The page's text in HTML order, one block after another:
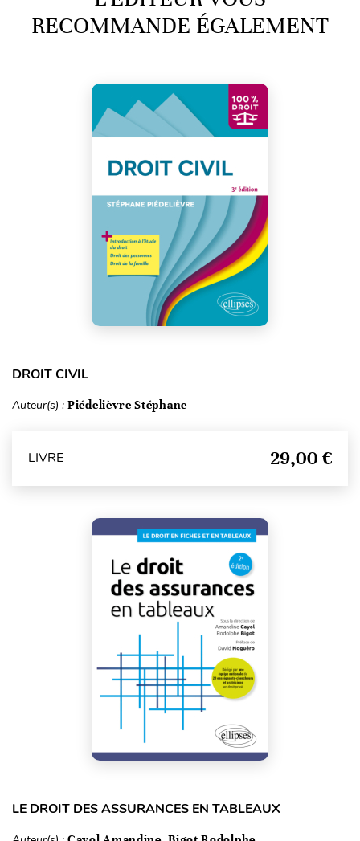
RECOMMANDE ÉGALEMENT
DROIT CIVIL
Auteur(s) : Piédelièvre Stéphane
LIVRE 29,00 €
LE DROIT DES ASSURANCES EN TABLEAUX